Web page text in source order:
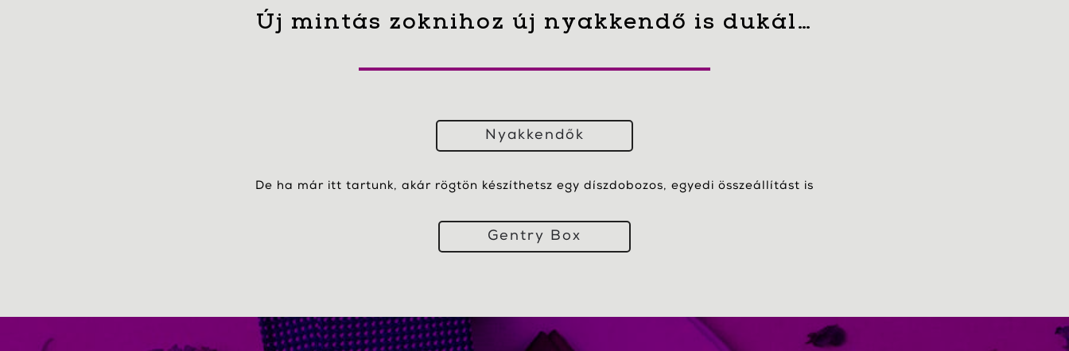
Új mintás zoknihoz új nyakkendő is dukál…
Nyakkendők
De ha már itt tartunk, akár rögtön készíthetsz egy díszdobozos, egyedi összeállítást is
Gentry Box